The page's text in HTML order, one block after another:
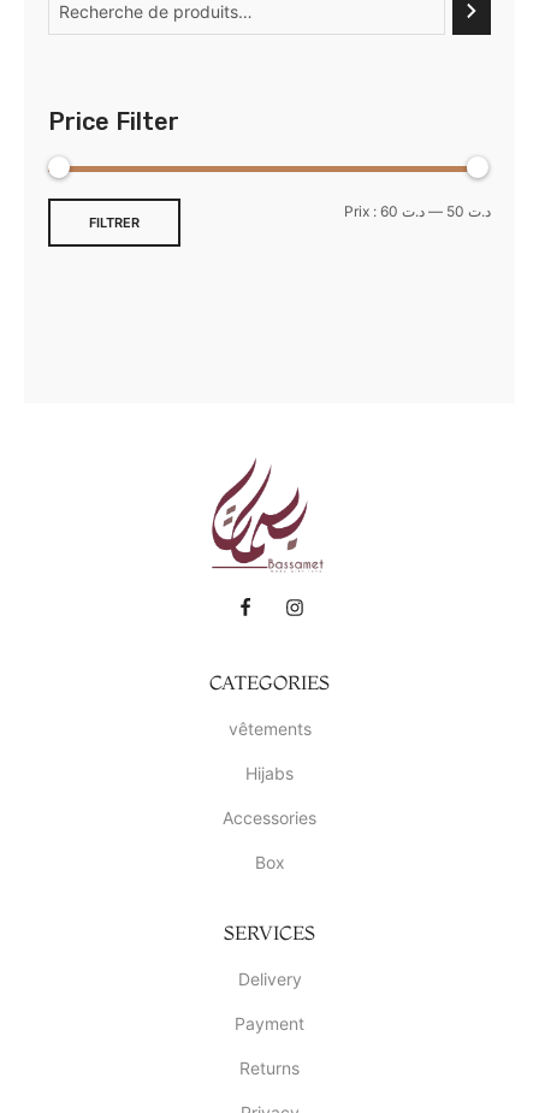
Price Filter
FILTRER
Prix : د.ت 50 — د.ت 60
CATEGORIES
vêtements
Hijabs
Accessories
Box
SERVICES
Delivery
Payment
Returns